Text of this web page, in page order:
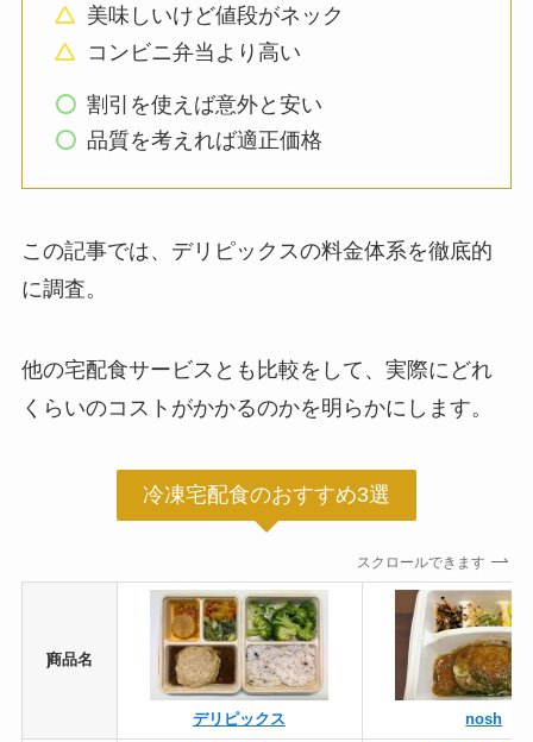
美味しいけど値段がネック
コンビニ弁当より高い
割引を使えば意外と安い
品質を考えれば適正価格
この記事では、デリピックスの料金体系を徹底的
に調査。
他の宅配食サービスとも比較をして、実際にどれ
くらいのコストがかかるのかを明らかにします。
冷凍宅配食のおすすめ3選
スクロールできます
)商品名
デリピックス nosh